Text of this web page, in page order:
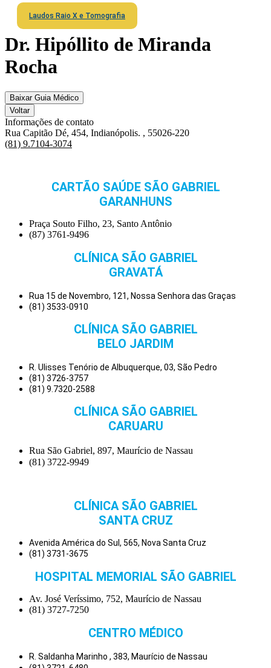
Laudos Raio X e Tomografia
Dr. Hipóllito de Miranda
Rocha
Baixar Guia Médico
Voltar
Informações de contato
Rua Capitão Dé, 454, Indianópolis. , 55026-220
(81) 9.7104-3074
CARTÃO SAÚDE SÃO GABRIEL
GARANHUNS
Praça Souto Filho, 23, Santo Antônio
(87) 3761-9496
CLÍNICA SÃO GABRIEL
GRAVATÁ
Rua 15 de Novembro, 121, Nossa Senhora das Graças
(81) 3533-0910
CLÍNICA SÃO GABRIEL
BELO JARDIM
R. Ulisses Tenório de Albuquerque, 03, São Pedro
(81) 3726-3757
(81) 9.7320-2588
CLÍNICA SÃO GABRIEL
CARUARU
Rua São Gabriel, 897, Maurício de Nassau
(81) 3722-9949
CLÍNICA SÃO GABRIEL
SANTA CRUZ
Avenida América do Sul, 565, Nova Santa Cruz
(81) 3731-3675
HOSPITAL MEMORIAL SÃO GABRIEL
Av. José Veríssimo, 752, Maurício de Nassau
(81) 3727-7250
CENTRO MÉDICO
R. Saldanha Marinho , 383, Maurício de Nassau